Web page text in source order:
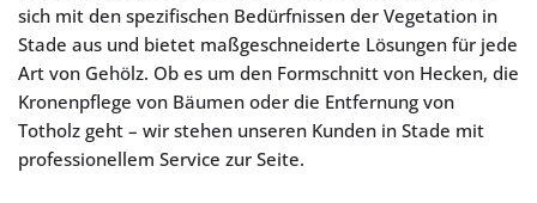
sich mit den spezifischen Bedürfnissen der Vegetation in
Stade aus und bietet maßgeschneiderte Lösungen für jede
Art von Gehölz. Ob es um den Formschnitt von Hecken, die
Kronenpflege von Bäumen oder die Entfernung von
Totholz geht – wir stehen unseren Kunden in Stade mit
professionellem Service zur Seite.